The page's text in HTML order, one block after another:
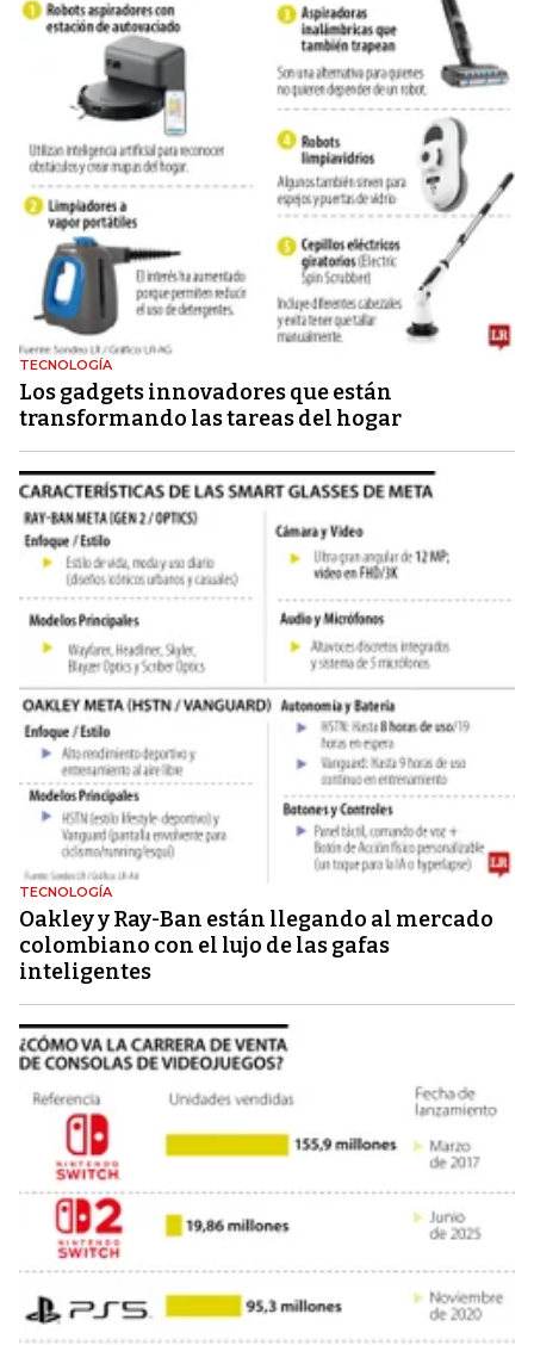
TECNOLOGÍA
Los gadgets innovadores que están
transformando las tareas del hogar
TECNOLOGÍA
Oakley y Ray-Ban están llegando al mercado
colombiano con el lujo de las gafas
inteligentes